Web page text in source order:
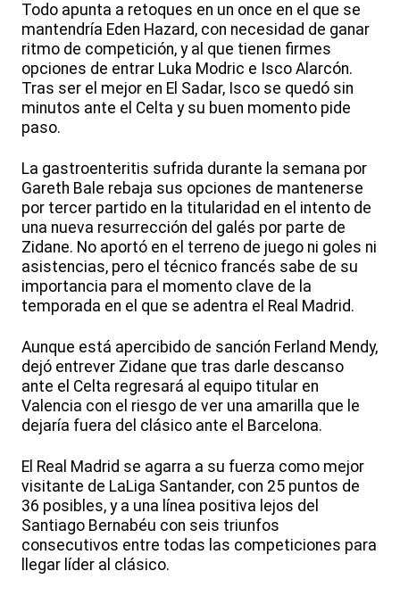
Todo apunta a retoques en un once en el que se
mantendría Eden Hazard, con necesidad de ganar
ritmo de competición, y al que tienen firmes
opciones de entrar Luka Modric e Isco Alarcón.
Tras ser el mejor en El Sadar, Isco se quedó sin
minutos ante el Celta y su buen momento pide
paso.
La gastroenteritis sufrida durante la semana por
Gareth Bale rebaja sus opciones de mantenerse
por tercer partido en la titularidad en el intento de
una nueva resurrección del galés por parte de
Zidane. No aportó en el terreno de juego ni goles ni
asistencias, pero el técnico francés sabe de su
importancia para el momento clave de la
temporada en el que se adentra el Real Madrid.
Aunque está apercibido de sanción Ferland Mendy,
dejó entrever Zidane que tras darle descanso
ante el Celta regresará al equipo titular en
Valencia con el riesgo de ver una amarilla que le
dejaría fuera del clásico ante el Barcelona.
El Real Madrid se agarra a su fuerza como mejor
visitante de LaLiga Santander, con 25 puntos de
36 posibles, y a una línea positiva lejos del
Santiago Bernabéu con seis triunfos
consecutivos entre todas las competiciones para
llegar líder al clásico.